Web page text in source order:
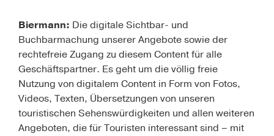
Biermann: Die digitale Sichtbar- und
Buchbarmachung unserer Angebote sowie der
rechtefreie Zugang zu diesem Content für alle
Geschäftspartner. Es geht um die völlig freie
Nutzung von digitalem Content in Form von Fotos,
Videos, Texten, Übersetzungen von unseren
touristischen Sehenswürdigkeiten und allen weiteren
Angeboten, die für Touristen interessant sind – mit